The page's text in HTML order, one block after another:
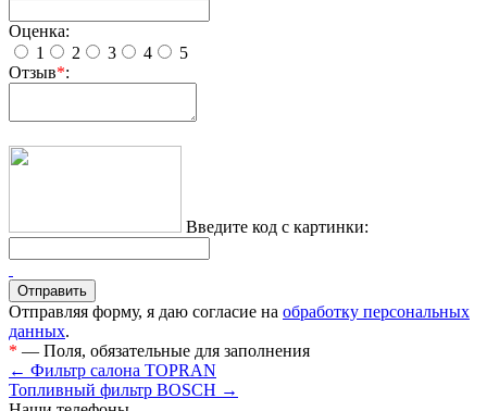
Оценка:
1
2 3 4
5
Отзыв*:
Введите код с картинки:
Отправляя форму, я даю согласие на обработку персональных
данных.
* — Поля, обязательные для заполнения
← Фильтр салона TOPRAN
Топливный фильтр BOSCH →